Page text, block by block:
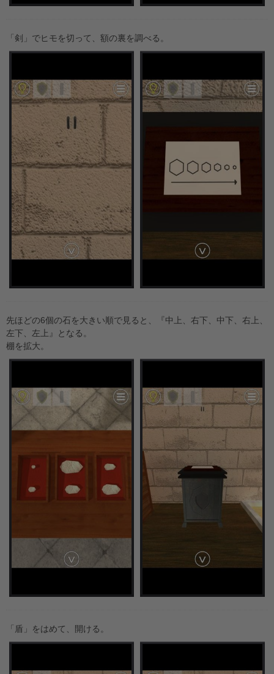
「剣」でヒモを切って、額の裏を調べる。
先ほどの6個の石を大きい順で見ると、『中上、右下、中下、右上、
左下、左上』となる。
棚を拡大。
「盾」をはめて、開ける。